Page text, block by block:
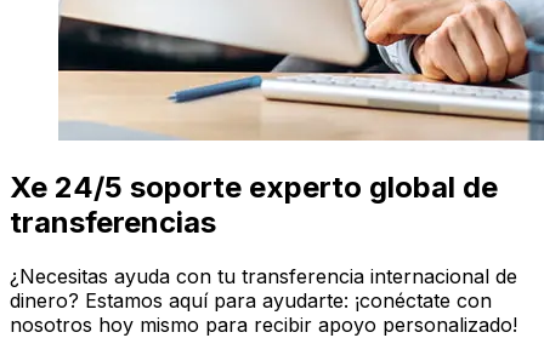
Xe 24/5 soporte experto global de
transferencias
¿Necesitas ayuda con tu transferencia internacional de
dinero? Estamos aquí para ayudarte: ¡conéctate con
nosotros hoy mismo para recibir apoyo personalizado!